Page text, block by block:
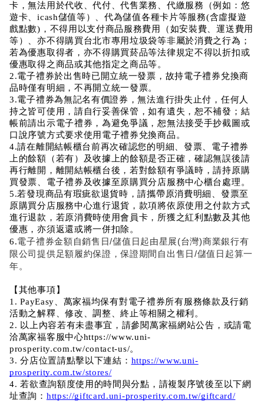
卡，無法用於代收、代付、代售業務、代繳服務（例如：悠
遊卡、icash儲值等）、代為儲值各種卡片等服務(含虛擬遊
戲點數)，不得用以支付商品服務費用（如安裝費、運送費用
等）、亦不得購買台北市專用垃圾袋等非屬於消費之行為；
若為優惠取得者，亦不得購買菸品等法律規定不得以折扣或
優惠取得之商品或其他指定之商品等。
2.電子禮券於出售時已開立統一發票，故持電子禮券兌換商
品時僅有明細，不再開立統一發票。
3.電子禮券為無記名有價證券，無法進行掛失止付，任何人
持之皆可使用，請自行妥善保管，如有遺失，恕不補發；結
帳前請出示電子禮券，為避免爭議，恕無法接受手抄截圖或
口說序號方式要求使用電子禮券兌換商品。
4.請在離開結帳櫃台前再次確認您的明細、發票、電子禮券
上的餘額（若有）及收據上的餘額是否正確，確認無誤後請
再行離開，離開結帳櫃台後，若對餘額有爭議時，請持原購
買發票、電子禮券及收據至原購買分店服務中心櫃台處理。
5.若發現商品有瑕疵欲退貨時，請攜帶原消費明細、發票至
原購買分店服務中心進行退貨，款項將依原使用之付款方式
進行退款，若原消費時使用會員卡，所獲之紅利點數及其他
優惠，亦須返還或將一併扣除。
6.電子禮券金額自銷售日/儲值日起由星展(台灣)商業銀行有
限公司提供足額履約保證，保證期間自出售日/儲值日起算一
年。
【其他事項】
1. PayEasy、萬家福均保有對電子禮券所有服務條款及行銷
活動之解釋、修改、調整、終止等相關之權利。
2. 以上內容若有未盡事宜，請參閱萬家福網站公告，或請電
洽萬家福客服中心https://www.uni-
prosperity.com.tw/contact-us/。
3. 分店位置請點擊以下連結： https://www.uni-
prosperity.com.tw/stores/
4. 若欲查詢額度使用的時間與分點，請複製序號後至以下網
址查詢： https://giftcard.uni-prosperity.com.tw/giftcard/